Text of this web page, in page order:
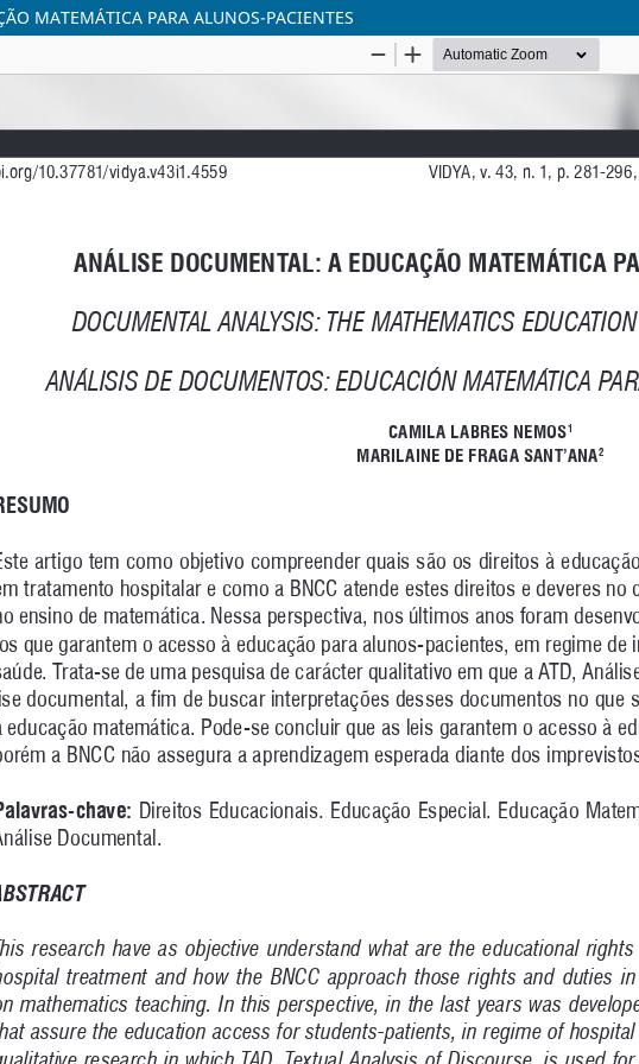
MATEMÁTICA PARA ALUNOS-PACIENTES